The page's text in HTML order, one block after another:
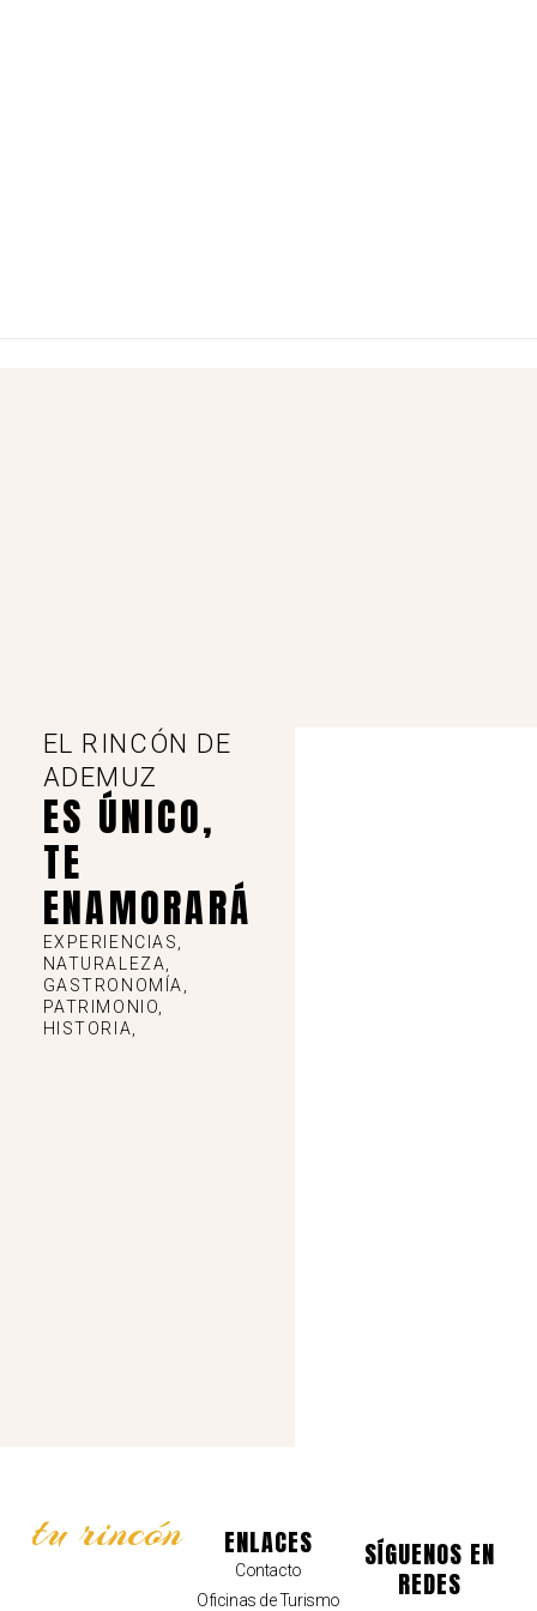
EL RINCÓN DE
ADEMUZ
ES ÚNICO,
TE
ENAMORARÁ
EXPERIENCIAS,
NATURALEZA,
GASTRONOMÍA,
PATRIMONIO,
HISTORIA,
tu rincón ENLACES
Contacto
Oficinas de Turismo
SÍGUENOS EN
REDES